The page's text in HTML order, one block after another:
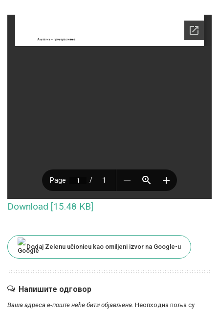
Download [15.48 KB]
Dodaj Zelenu učionicu kao omiljeni izvor na Google-u
Напишите одговор
Ваша адреса е-поште неће бити објављена. Неопходна поља су